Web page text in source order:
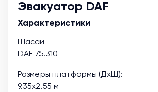
Эвакуатор DAF
Характеристики
Шасси
DAF 75.310
Размеры платформы (ДхШ):
9.35х2.55 м